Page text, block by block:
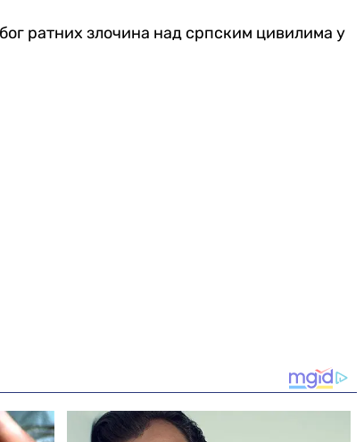
ратних злочина над српским цивилима у